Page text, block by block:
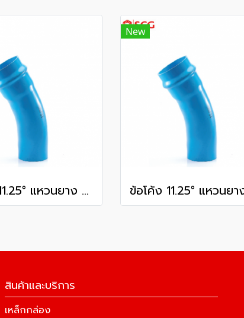
ข้อโค้ง 11.25° แหวนยาง ES1 SCG ขนาด 300 มม. (12 นิ้ว ) ชั้น 13.5
New
สินค้าและบริการ
เหล็กกล่อง